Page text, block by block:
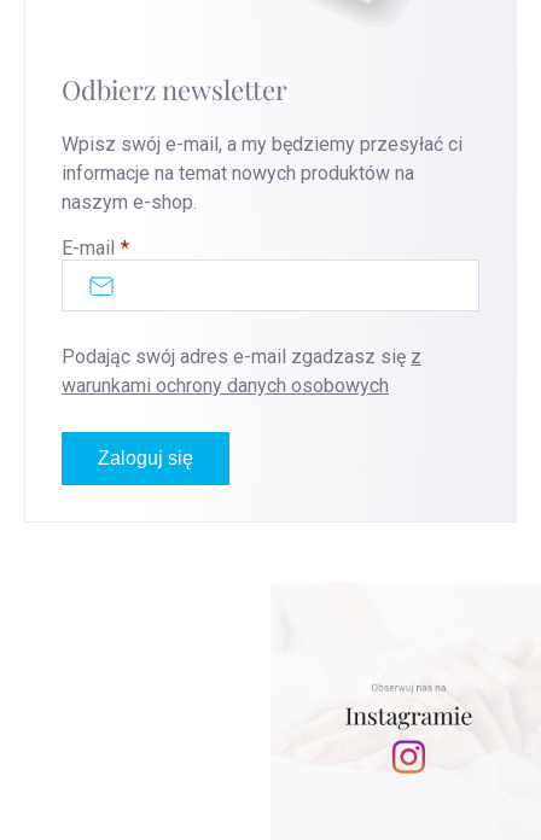
Odbierz newsletter
Wpisz swój e-mail, a my będziemy przesyłać ci
informacje na temat nowych produktów na
naszym e-shop.
E-mail
Podając swój adres e-mail zgadzasz się z
warunkami ochrony danych osobowych
Zaloguj się